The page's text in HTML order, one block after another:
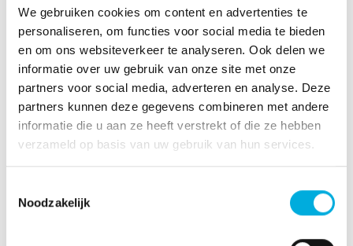
We gebruiken cookies om content en advertenties te
personaliseren, om functies voor social media te bieden
en om ons websiteverkeer te analyseren. Ook delen we
informatie over uw gebruik van onze site met onze
partners voor social media, adverteren en analyse. Deze
partners kunnen deze gegevens combineren met andere
informatie die u aan ze heeft verstrekt of die ze hebben
verzameld op basis van uw gebruik van hun services.
Noodzakelijk
Auke Hoekstra
Auke Hoekstra is oprichter en directeur van het NEON-
onderzoeksprogramma, dat als doel heeft de transitie
naar energie en mobiliteit zonder uitstoot te versnellen.
Tijdens ons kennis event zal Auke ons meenemen in
zijn visie op de toekomst van het energienet.